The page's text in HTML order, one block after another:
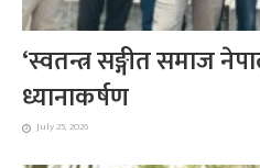
‘स्वतन्त्र सङ्गीत समाज
ध्यानाकर्षण
July 25, 2026